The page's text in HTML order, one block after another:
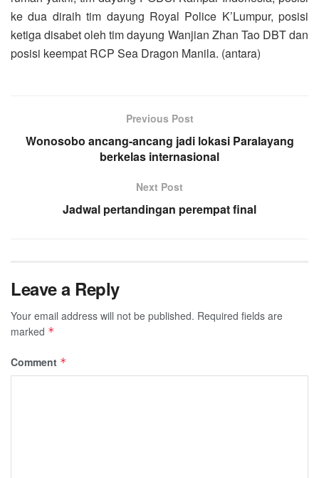
ke dua diraih tim dayung Royal Police K’Lumpur, posisi
ketiga disabet oleh tim dayung Wanjian Zhan Tao DBT dan
posisi keempat RCP Sea Dragon Manila. (antara)
Previous Post
Wonosobo ancang-ancang jadi lokasi Paralayang
berkelas internasional
Next Post
Jadwal pertandingan perempat final
Leave a Reply
Your email address will not be published. Required fields are
marked *
Comment *